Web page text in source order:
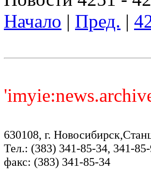
Начало | Пред. |
630108, г.
Тел.: (383) 341-85-34, 341-
факс: (383) 341-85-34